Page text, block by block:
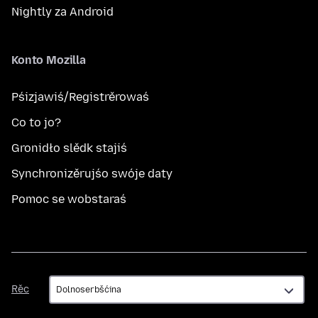
Nightly za Android
Konto Mozilla
Pśizjawiś/Registrěrowaś
Co to jo?
Gronidło slědk stajiś
Synchronizěrujśo swóje daty
Pomoc se wobstaraś
Rěc
Rěc